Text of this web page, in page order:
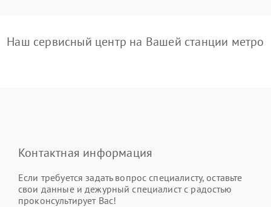
Наш сервисный центр на Вашей станции метро
Контактная информация
Если требуется задать вопрос специалисту, оставьте
свои данные и дежурный специалист с радостью
проконсультирует Вас!